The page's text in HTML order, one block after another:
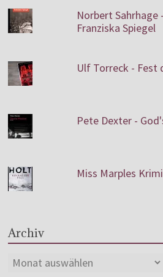
Norbert
Franziska Spiegel
Ulf Torreck - Fest
Pete Dexter -
Miss Marples
Archiv